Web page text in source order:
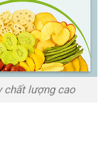
chất lượng cao